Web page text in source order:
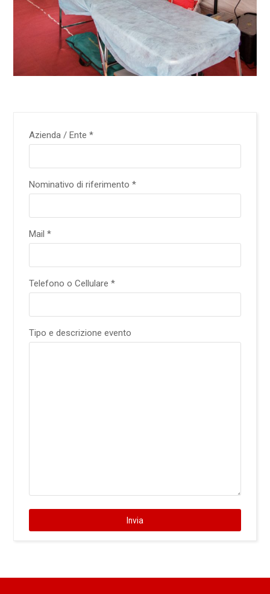
Azienda / Ente *
Nominativo di riferimento *
Mail *
Telefono o Cellulare *
Tipo e descrizione evento